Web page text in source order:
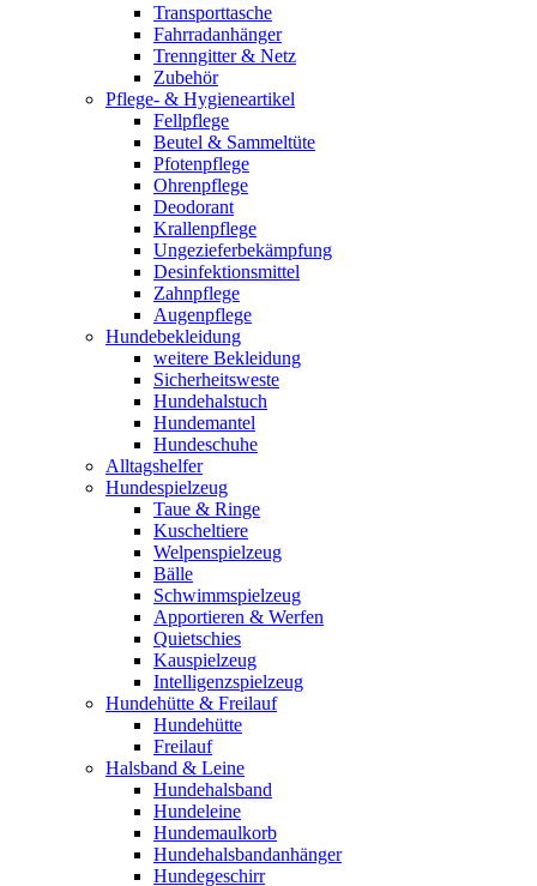
Transporttasche
Fahrradanhänger
Trenngitter & Netz
Zubehör
Pflege- & Hygieneartikel
Fellpflege
Beutel & Sammeltüte
Pfotenpflege
Ohrenpflege
Deodorant
Krallenpflege
Ungezieferbekämpfung
Desinfektionsmittel
Zahnpflege
Augenpflege
Hundebekleidung
weitere Bekleidung
Sicherheitsweste
Hundehalstuch
Hundemantel
Hundeschuhe
Alltagshelfer
Hundespielzeug
Taue & Ringe
Kuscheltiere
Welpenspielzeug
Bälle
Schwimmspielzeug
Apportieren & Werfen
Quietschies
Kauspielzeug
Intelligenzspielzeug
Hundehütte & Freilauf
Hundehütte
Freilauf
Halsband & Leine
Hundehalsband
Hundeleine
Hundemaulkorb
Hundehalsbandanhänger
Hundegeschirr